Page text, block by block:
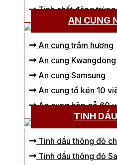
Tinh chất đông trùng
AN CUNG
An cung trầm hương
An cung Kwangdong
An cung Samsung
An cung tổ kén 10
An cung hộp gỗ 60
TINH
Tinh dầu thông đỏ
Tinh dầu thông đỏ